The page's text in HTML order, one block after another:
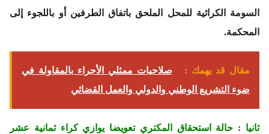
السومة الكرائية للمحل الملحق باتفاق الطرفين أو باللجوء إلى
المحكمة.
مقال قد يهمك :
صلاحيات ممثلي الأجراء بالمقاولة في
ضوء التشريع الوطني والدولي والعمل القضائي
ثانيا : حالة استحقاق المكتري تعويضا يوازي كراء ثمانية عشر